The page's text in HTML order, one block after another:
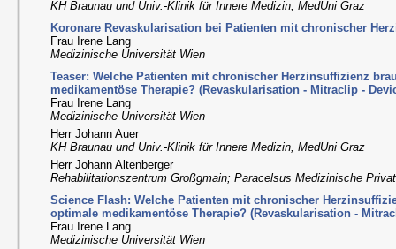
KH Braunau und Univ.-Klinik für Innere Medizin, MedUni Graz
Koronare Revaskularisation bei Patienten mit chronischer
Frau Irene Lang
Medizinische Universität Wien
Teaser: Welche Patienten mit chronischer Herzinsuffizienz
medikamentöse Therapie? (Revaskularisation - Mitraclip -
Frau Irene Lang
Medizinische Universität Wien
Herr Johann Auer
KH Braunau und Univ.-Klinik für Innere Medizin, MedUni Graz
Herr Johann Altenberger
Rehabilitationszentrum Großgmain; Paracelsus Medizinische
Science Flash: Welche Patienten mit chronischer
optimale medikamentöse Therapie? (Revaskularisation -
Frau Irene Lang
Medizinische Universität Wien